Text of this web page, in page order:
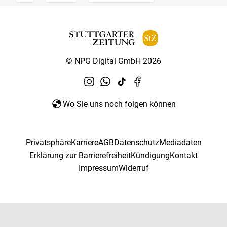
© NPG Digital GmbH 2026
Wo Sie uns noch folgen können
PrivatsphäreKarriereAGBDatenschutzMediadaten
Erklärung zur BarrierefreiheitKündigungKontakt
ImpressumWiderruf